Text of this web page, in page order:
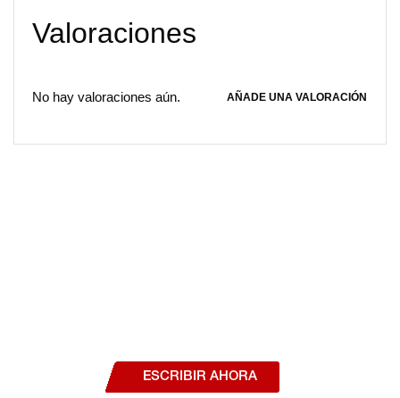
Valoraciones
No hay valoraciones aún. AÑADE UNA VALORACIÓN
ESCRIBIR AHORA